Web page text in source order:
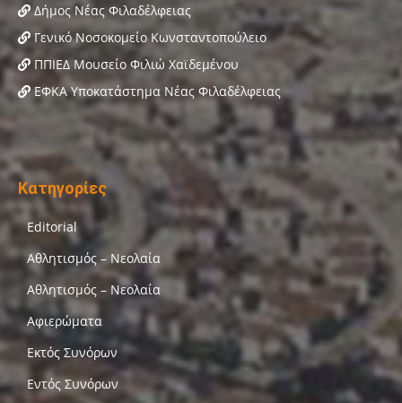
Δήμος Νέας Φιλαδέλφειας
Γενικό Νοσοκομείο Κωνσταντοπούλειο
ΠΠΙΕΔ Μουσείο Φιλιώ Χαϊδεμένου
ΕΦΚΑ Υποκατάστημα Νέας Φιλαδέλφειας
Κατηγορίες
Editorial
Αθλητισμός – Νεολαία
Αθλητισμός – Νεολαία
Αφιερώματα
Εκτός Συνόρων
Εντός Συνόρων